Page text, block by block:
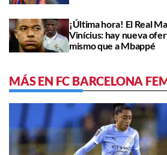
¡Última hora! El Real
Vinícius: hay nueva
mismo que a Mbappé
MÁS EN FC BARCELONA